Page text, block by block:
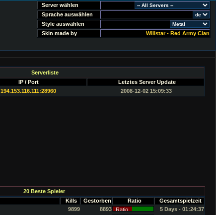
Server wählen
Sprache auswählen
Style auswählen
Skin made by
Willstar - Red Army Clan
Serverliste
IP / Port
Letztes Server Update
194.153.116.111:28960 2008-12-02 15:09:33
20 Beste Spieler
Kills Gestorben Ratio
Gesamtspielzeit
9899 8893
5 Days - 01:24:37